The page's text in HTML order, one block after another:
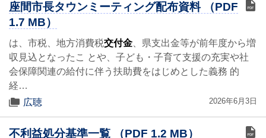
座間市長タウンミーティング配布資料 （PDF
1.7 MB）
は、市税、地方消費税交付金 、県支出金等が前年度から増
収見込となったこ とや、子ども・子育て支援の充実や社
会保障関連の給付に伴う扶助費をはじめとした義務 的
経…
広聴
2026年6月3日
不利益処分基準一覧 （PDF 1.2 MB）